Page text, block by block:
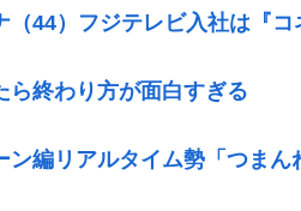
（44）フジテレビ入社は『
ら終わり方が面白すぎる
ン編リアルタイム勢「つま